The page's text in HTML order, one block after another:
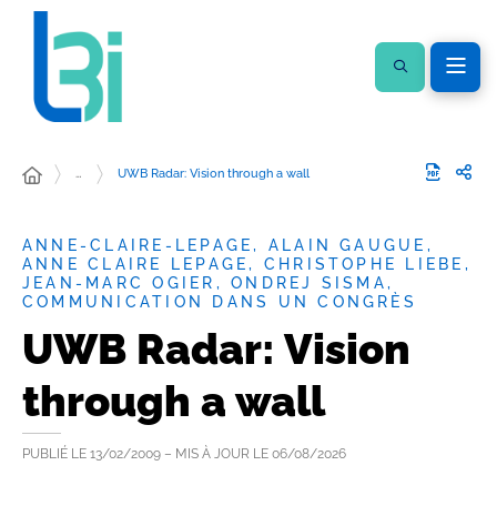
… UWB Radar: Vision through a wall
ANNE-CLAIRE-LEPAGE, ALAIN GAUGUE,
ANNE CLAIRE LEPAGE, CHRISTOPHE LIEBE,
JEAN-MARC OGIER, ONDREJ SISMA,
COMMUNICATION DANS UN CONGRÈS
UWB Radar: Vision
through a wall
PUBLIÉ LE 13/02/2009 – MIS À JOUR LE 06/08/2026